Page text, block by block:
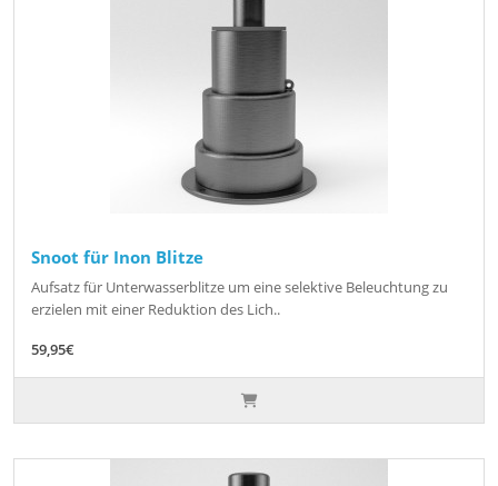
Snoot für Inon Blitze
Aufsatz für Unterwasserblitze um eine selektive Beleuchtung zu
erzielen mit einer Reduktion des Lich..
59,95€